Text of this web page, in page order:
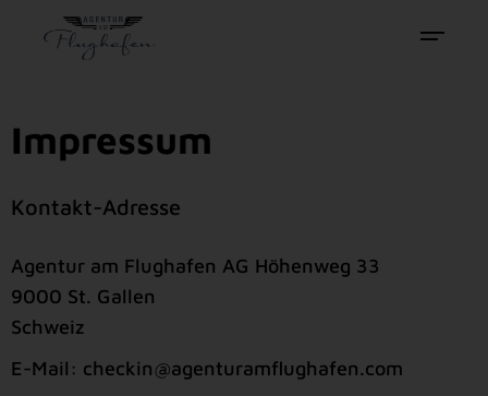
Impressum
Kontakt-Adresse
Agentur am Flughafen AG Höhenweg 33
9000 St. Gallen
Schweiz
E-Mail: checkin@agenturamflughafen.com